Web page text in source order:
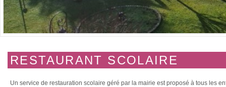
RESTAURANT SCOLAIRE
Un service de restauration scolaire géré par la mairie est proposé à tous les